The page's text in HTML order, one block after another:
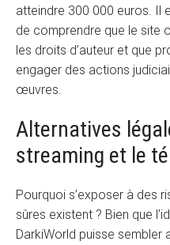
atteindre 300 000 euros. Il
de comprendre que le site
les droits d’auteur et que
engager des actions
œuvres.
Alternatives
streaming et le
Pourquoi s’exposer à des
sûres existent ? Bien que
DarkiWorld puisse sembler